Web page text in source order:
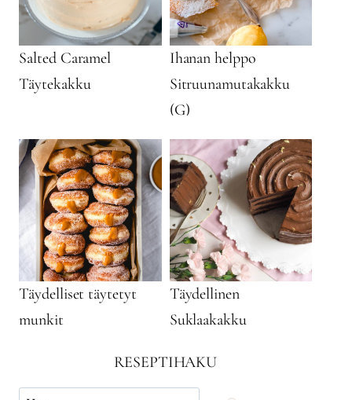
Salted Caramel
Täytekakku
Ihanan helppo
Sitruunamutakakku
(G)
Täydelliset täytetyt
munkit
Täydellinen
Suklaakakku
RESEPTIHAKU
Käytä